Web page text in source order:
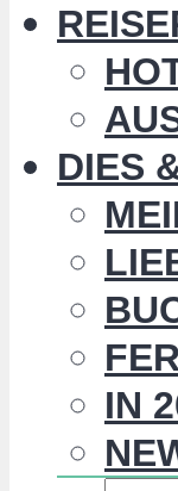
DIES
IN